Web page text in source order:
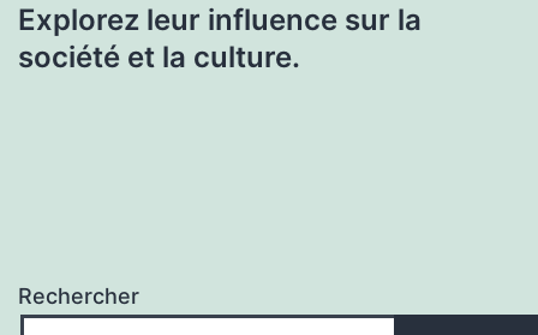
Explorez leur influence sur la
société et la culture.
Rechercher